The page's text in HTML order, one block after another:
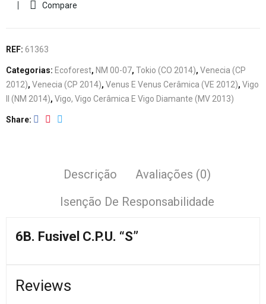
Compare
REF: 61363
Categorias: Ecoforest, NM 00-07, Tokio (CO 2014), Venecia (CP
2012), Venecia (CP 2014), Venus E Venus Cerâmica (VE 2012), Vigo
II (NM 2014), Vigo, Vigo Cerâmica E Vigo Diamante (MV 2013)
Share
Descrição
Avaliações (0)
Isenção De Responsabilidade
6B. Fusivel C.P.U. “S”
Reviews